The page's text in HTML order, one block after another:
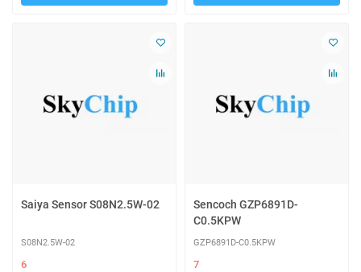
Saiya Sensor S08N2.5W-02
S08N2.5W-02
6
Sencoch GZP6891D-
C0.5KPW
GZP6891D-C0.5KPW
7